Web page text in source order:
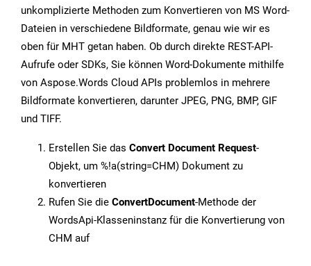
unkomplizierte Methoden zum Konvertieren von MS Word-
Dateien in verschiedene Bildformate, genau wie wir es
oben für MHT getan haben. Ob durch direkte REST-API-
Aufrufe oder SDKs, Sie können Word-Dokumente mithilfe
von Aspose.Words Cloud APIs problemlos in mehrere
Bildformate konvertieren, darunter JPEG, PNG, BMP, GIF
und TIFF.
Erstellen Sie das Convert Document Request-
Objekt, um %!a(string=CHM) Dokument zu
konvertieren
Rufen Sie die ConvertDocument-Methode der
WordsApi-Klasseninstanz für die Konvertierung von
CHM auf